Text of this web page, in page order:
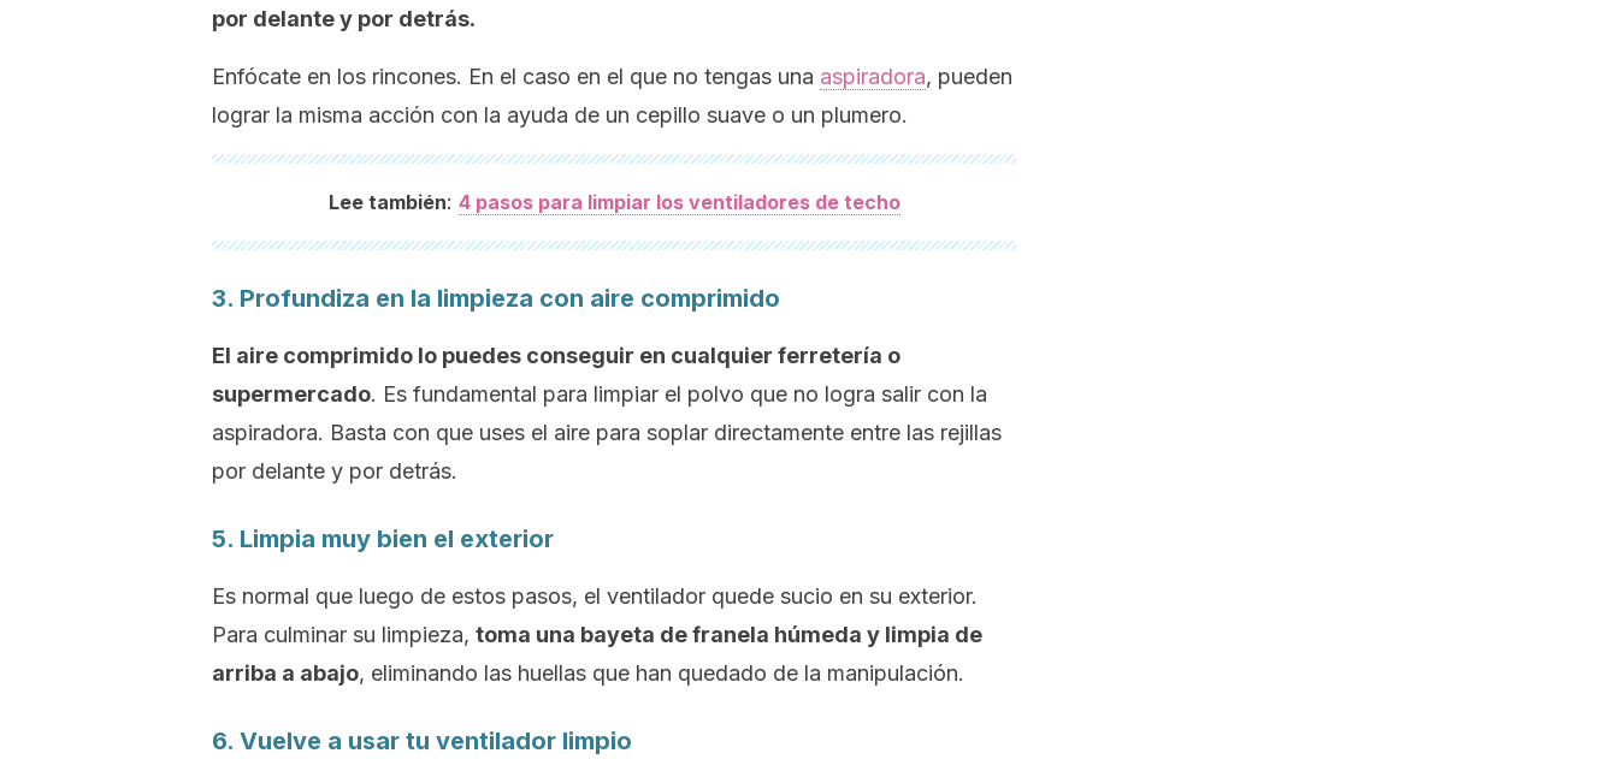
por delante y por detrás.
Enfócate en los rincones. En el caso en el que no tengas una aspiradora, pueden
lograr la misma acción con la ayuda de un cepillo suave o un plumero.
Lee también: 4 pasos para limpiar los ventiladores de techo
3. Profundiza en la limpieza con aire comprimido
El aire comprimido lo puedes conseguir en cualquier ferretería o
supermercado. Es fundamental para limpiar el polvo que no logra salir con la
aspiradora. Basta con que uses el aire para soplar directamente entre las rejillas
por delante y por detrás.
5. Limpia muy bien el exterior
Es normal que luego de estos pasos, el ventilador quede sucio en su exterior.
Para culminar su limpieza, toma una bayeta de franela húmeda y limpia de
arriba a abajo, eliminando las huellas que han quedado de la manipulación.
6. Vuelve a usar tu ventilador limpio